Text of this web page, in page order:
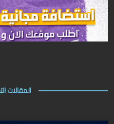
المقالات